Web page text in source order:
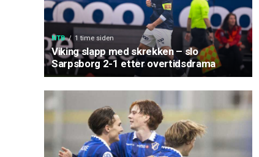
NTB 1 time siden
Viking slapp med skrekken – slo
Sarpsborg 2-1 etter overtidsdrama